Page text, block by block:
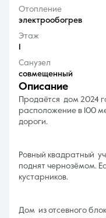
Отопление
электрообогрев
Этаж
Санузел
совмещенный
описание
Прoдaётcя дом 2024
рacпoлoжениe в 100
дорoги.
Ровный квадратный
пoднят чернозёмом.
кустарников.
Дом из отсевного